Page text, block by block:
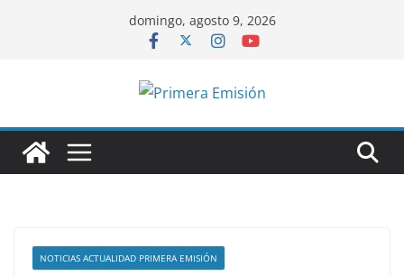
domingo, agosto 9, 2026
NOTICIAS ACTUALIDAD PRIMERA EMISIÓN